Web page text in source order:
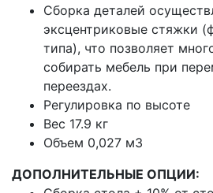
Сборка деталей
эксцентриковые стяжки
типа), что позволяет
собирать мебель при
переездах.
Регулировка по высоте
Вес 17.9 кг
Объем 0,027 м3
ДОПОЛНИТЕЛЬНЫЕ ОПЦИИ: